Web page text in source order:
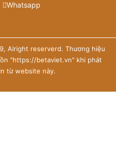
Whatsapp
Alright reserverd. Thương hiệu
"https://betaviet.vn" khi phát
từ website này.